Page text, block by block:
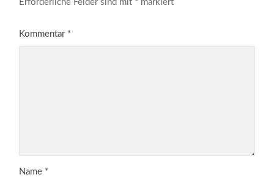
Erforderliche Felder sind mit * markiert
Kommentar *
Name *